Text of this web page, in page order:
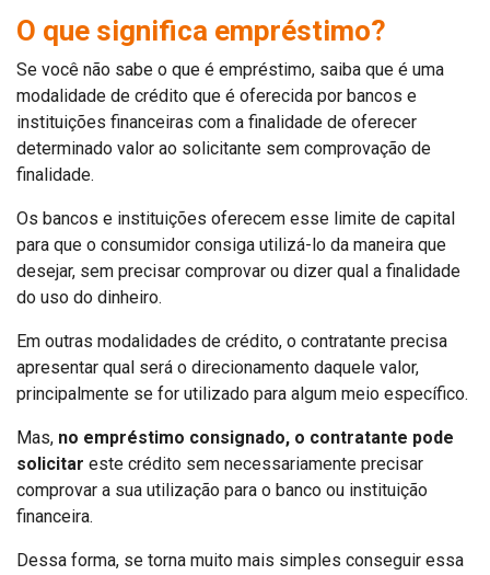
O que significa empréstimo?
Se você não sabe o que é empréstimo, saiba que é uma
modalidade de crédito que é oferecida por bancos e
instituições financeiras com a finalidade de oferecer
determinado valor ao solicitante sem comprovação de
finalidade.
Os bancos e instituições oferecem esse limite de capital
para que o consumidor consiga utilizá-lo da maneira que
desejar, sem precisar comprovar ou dizer qual a finalidade
do uso do dinheiro.
Em outras modalidades de crédito, o contratante precisa
apresentar qual será o direcionamento daquele valor,
principalmente se for utilizado para algum meio específico.
Mas, no empréstimo consignado, o contratante pode
solicitar este crédito sem necessariamente precisar
comprovar a sua utilização para o banco ou instituição
financeira.
Dessa forma, se torna muito mais simples conseguir essa